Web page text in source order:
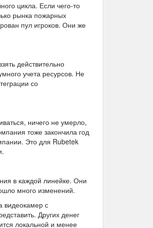
цикла. Если чего-то
рынка пожарных
пул игроков. Они же
действительно
учета ресурсов. Не
со
ничего не умерло,
тоже закончила год
Это для Rubetek
в каждой линейке. Они
много изменений.
видеокамер с
Других денег
локальной и менее